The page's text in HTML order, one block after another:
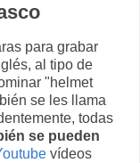
para grabar
al tipo de
"helmet
se les llama
todas
se pueden
vídeos